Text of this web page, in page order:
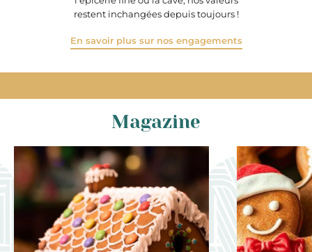
restent inchangées depuis toujours !
En savoir plus sur nos engagements
Magazine